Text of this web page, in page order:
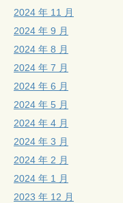
2024 年 11 月
2024 年 9 月
2024 年 8 月
2024 年 7 月
2024 年 6 月
2024 年 5 月
2024 年 4 月
2024 年 3 月
2024 年 2 月
2024 年 1 月
2023 年 12 月